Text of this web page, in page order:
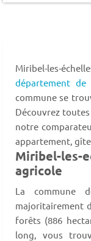
Miribel-les-
département de
commune se
Découvrez
notre
appartement,
Miribel-
agricole
La commune
majoritairement
forêts (886
long, vous